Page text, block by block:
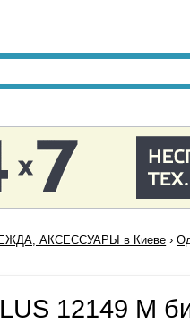
АКСЕССУАРЫ в Киеве ›
12149 M